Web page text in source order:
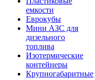
емкости
Еврокубы
Мини АЗС для
дизельного
топлива
Изотермические
контейнеры
Крупногабаритные